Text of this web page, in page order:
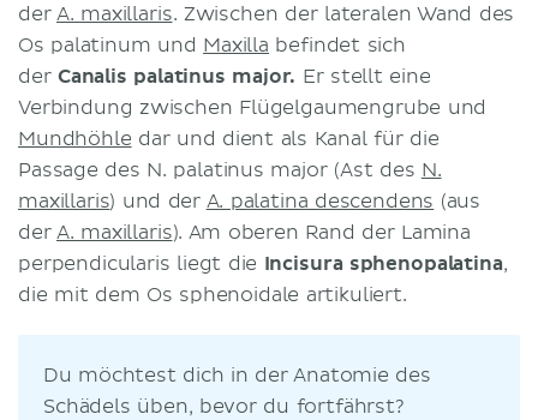
der A. maxillaris. Zwischen der lateralen Wand des
Os palatinum und Maxilla befindet sich
der Canalis palatinus major. Er stellt eine
Verbindung zwischen Flügelgaumengrube und
Mundhöhle dar und dient als Kanal für die
Passage des N. palatinus major (Ast des N.
maxillaris) und der A. palatina descendens (aus
der A. maxillaris). Am oberen Rand der Lamina
perpendicularis liegt die Incisura sphenopalatina,
die mit dem Os sphenoidale artikuliert.
Du möchtest dich in der Anatomie des
Schädels üben, bevor du fortfährst?